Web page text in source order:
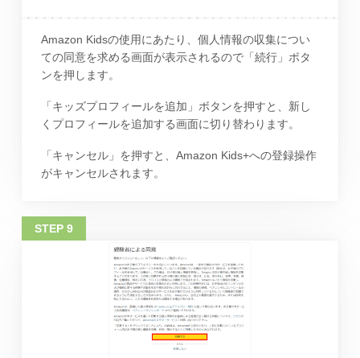
Amazon Kidsの使用にあたり、個人情報の収集につい
ての同意を求める画面が表示されるので「続行」ボタ
ンを押します。
「キッズプロフィールを追加」ボタンを押すと、新し
くプロフィールを追加する画面に切り替わります。
「キャンセル」を押すと、Amazon Kids+への登録操作
がキャンセルされます。